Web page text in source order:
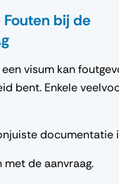
bij de
visum kan
bent. Enkele
documentatie
met de aanvraag.